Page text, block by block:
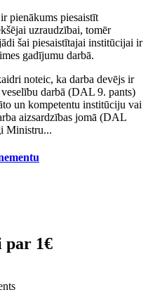
pienākums piesaistīt
uzraudzībai, tomēr
šai piesaistītajai institūcijai ir
gadījumu darbā.
noteic, ka darba devējs ir
darbā (DAL 9. pants)
un kompetentu institūciju vai
aizsardzības jomā (DAL
Ministru...
par 1€